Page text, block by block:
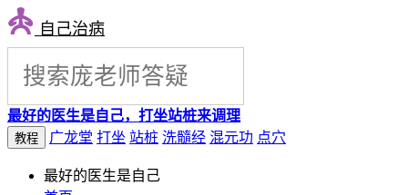
自己治病
最好的医生是自己，打坐站桩来调理
教程 广龙堂 打坐 站桩 洗髓经 混元功 点穴
最好的医生是自己